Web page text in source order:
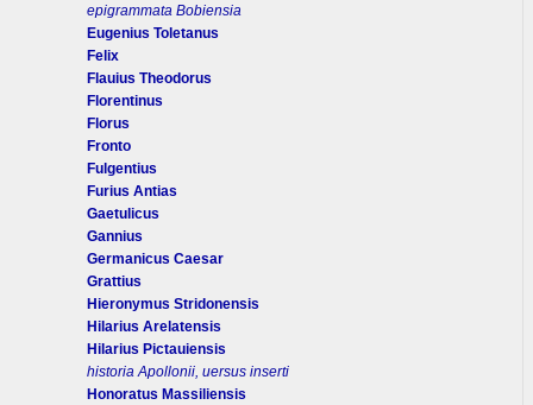
epigrammata Bobiensia
Eugenius Toletanus
Felix
Flauius Theodorus
Florentinus
Florus
Fronto
Fulgentius
Furius Antias
Gaetulicus
Gannius
Germanicus Caesar
Grattius
Hieronymus Stridonensis
Hilarius Arelatensis
Hilarius Pictauiensis
historia Apollonii, uersus inserti
Honoratus Massiliensis